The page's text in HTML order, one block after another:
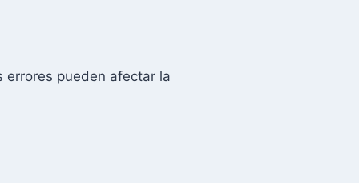
errores pueden afectar la